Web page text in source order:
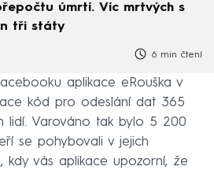
úmrtí. Víc mrtvých s
tři státy
6 min čtení
aplikace eRouška v
kód pro odeslání dat 365
lidí. Varováno tak bylo 5 200
se pohybovali v jejich
kdy vás aplikace upozorní, že